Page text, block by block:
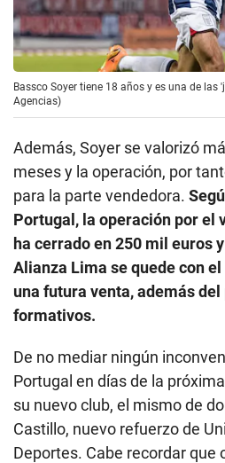
Bassco Soyer tiene 18 años y es una de las
Agencias)
Además, Soyer se valorizó
meses y la operación, por
para la parte vendedora.
Portugal, la operación por el
ha cerrado en 250 mil euros
Alianza Lima se quede con
una futura venta, además
formativos.
De no mediar ningún
Portugal en días de la
su nuevo club, el mismo de
Castillo, nuevo refuerzo de
Deportes. Cabe recordar que